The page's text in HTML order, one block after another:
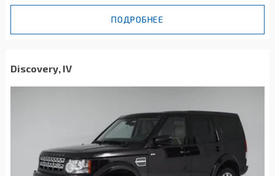
ПОДРОБНЕЕ
Discovery, IV